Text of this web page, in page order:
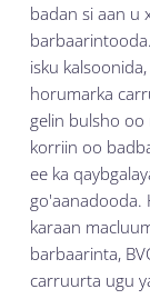
badan si aan u
isku
horumarka
gelin bulsho
korriin oo
ee ka
go'aanadooda.
karaan
barbaarinta,
carruurta ugu